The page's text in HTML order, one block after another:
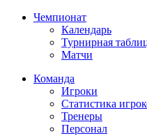
Чемпионат
Календарь
Турнирная
Матчи
Команда
Игроки
Статистика
Тренеры
Персонал